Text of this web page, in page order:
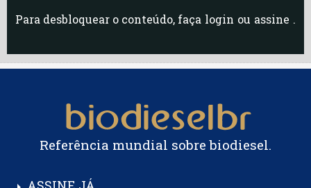
Para desbloquear o conteúdo, faça login ou assine .
Referência mundial sobre biodiesel.